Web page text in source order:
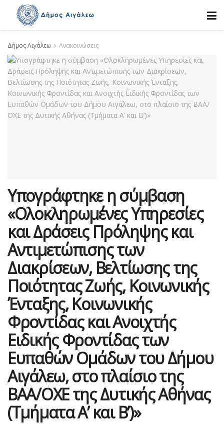
Δήμος Αιγάλεω Ανακοινώσεις
Υπογράφτηκε η σύμβαση
«Ολοκληρωμένες Υπηρεσίες
και Δράσεις Πρόληψης και
Αντιμετώπισης των
Διακρίσεων, Βελτίωσης της
Ποιότητας Ζωής, Κοινωνικής
Ένταξης, Κοινωνικής
Φροντίδας και Ανοιχτής
Ειδικής Φροντίδας των
Ευπαθών Ομάδων του Δήμου
Αιγάλεω, στο πλαίσιο της
ΒΑΑ/ΟΧΕ της Δυτικής Αθήνας
(Τμήματα Α’ και Β’)»